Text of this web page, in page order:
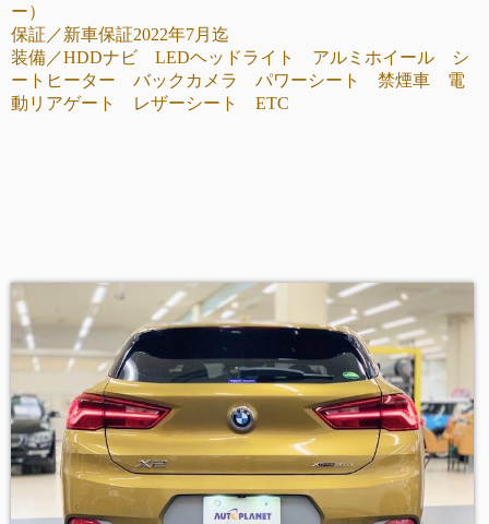
ー）
保証／新車保証2022年7月迄
装備／HDDナビ LEDヘッドライト アルミホイール シ
ートヒーター バックカメラ パワーシート 禁煙車 電
動リアゲート レザーシート ETC